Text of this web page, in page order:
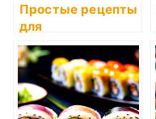
Простые рецепты
для
романтического
вечера